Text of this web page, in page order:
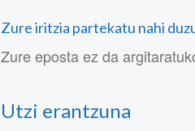
Zure iritzia partekatu nahi
Zure eposta ez da
Utzi erantzuna